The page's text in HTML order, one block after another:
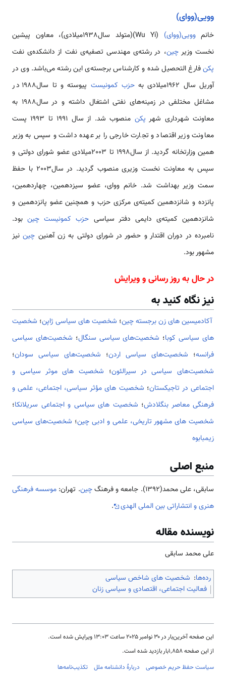
وویی(ووای)
خانموویی(ووای)
(Wu Yi)(متولد سال1938میلادی)، معاون پیشین
نخست وزیرچین، در رشته‌­ی مهندسی تصفیه­‌ی نفت از دانشکده‌­ی نفت
پکنفارغ التحصیل شده و کارشناس برجسته­­‌ی این رشته می­‌باشد. وی در
آوریل سال 1962میلادی به
حزب کمونیست
پیوسته و تا سال1988 در
مشاغل مختلفی در زمینه­‌های نفتی اشتغال داشته و در سال1988 به
معاونت شهرداری شهر پکن
منصوب شد. از سال 1991 تا 1993 پست
معاونت وزیر اقتصاد و تجارت خارجی را بر عهده داشت و سپس به وزیر
همین وزارتخانه گردید. از سال1998 تا 2003میلادی عضو شورای دولتی و
سپس به معاونت نخست وزیری منصوب گردید. در سال2003 با حفظ
سمت وزیر بهداشت شد. خانم ووای، عضو سیزدهمین، چهاردهمین،
پانزده و شانزدهمین کمیته­‌ی مرکزی حزب و هم­چنین عضو پانزدهمین و
شانزدهمین کمیته­‌ی دایمی دفتر سیاسی حزب کمونیست چینبود.
نامبرده در دوران اقتدار و حضور در شورای دولتی به زن آهنین چیننیز
مشهور بود.
در حال به روز رسانی و ویرایش
نیز نگاه کنید به
آکادمیسین های زن برجسته چین؛ شخصیت های سیاسی ژاپن؛ شخصیت
های سیاسی کوبا؛ شخصیت‌های سیاسی سنگال؛ شخصیت‌های سیاسی
فرانسه؛ شخصیت‌های سیاسی اردن؛ شخصیت‌های سیاسی سودان؛
شخصیت‌های سیاسی در سیرالئون؛ شخصیت های موثر سیاسی و
اجتماعی در تاجیکستان؛ شخصیت های مؤثر سیاسی، اجتماعی، علمی و
فرهنگی معاصر بنگلادش؛ شخصیت های سیاسی و اجتماعی سریلانکا؛
شخصیت های مشهور تاریخی، علمی و ادبی چین؛ شخصیت‌های سیاسی
زیمبابوه
منبع اصلی
سابقی، علی محمد(1392). جامعه و فرهنگ چین. تهران: موسسه فرهنگی
هنری و انتشاراتی بین الملی الهدی
.
نویسنده مقاله
علی محمد سابقی
رده‌ها: شخصیت های شاخص سیاسی
فعالیت اجتماعی، اقتصادی و سیاسی زنان
این صفحه آخرین‌بار در ‏۳۰ نوامبر ۲۰۲۵ ساعت ‏۱۳:۰۳ ویرایش شده است.
از این صفحه ۱٬۸۵۸بار بازدید شده است.
سیاست حفظ حریم خصوصی
دربارهٔ دانشنامه ملل تکذیب‌نامه‌ها